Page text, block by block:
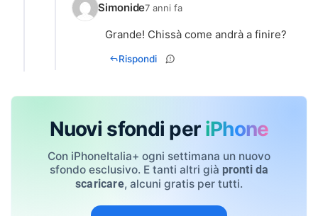
Simonide7 anni fa
Grande! Chissà come andrà a finire?
Rispondi
Nuovi sfondi per iPhone
Con iPhoneItalia+ ogni settimana un nuovo
sfondo esclusivo. E tanti altri già pronti da
scaricare, alcuni gratis per tutti.